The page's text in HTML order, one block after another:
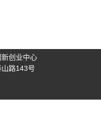
创业中心
路143号